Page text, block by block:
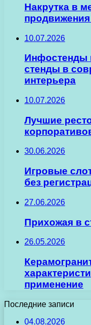
Накрутка в
10.07.2026
Инфостенды
стенды в
интерьера
10.07.2026
Лучшие
30.06.2026
Игровые
без
27.06.2026
Прихожая в
26.05.2026
применение
Последние записи
04.08.2026